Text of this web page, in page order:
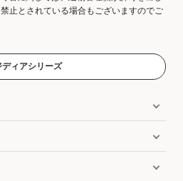
止とされている場合もございますのでご
ディアシリーズ